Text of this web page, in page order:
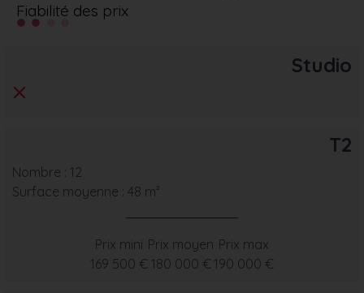
Fiabilité des prix
Studio
T2
Nombre : 12
Surface moyenne : 48 m²
Prix mini
169 500 €
Prix moyen
180 000 €
Prix max
190 000 €